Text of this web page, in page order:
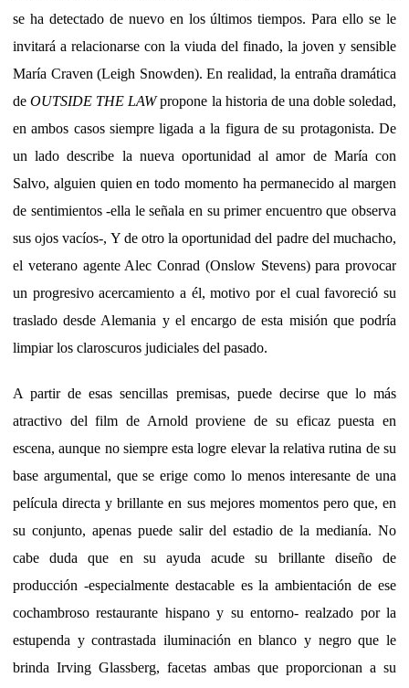
se ha detectado de nuevo en los últimos tiempos. Para ello se le
invitará a relacionarse con la viuda del finado, la joven y sensible
María Craven (Leigh Snowden). En realidad, la entraña dramática
deOUTSIDE THE LAWpropone la historia de una doble soledad,
en ambos casos siempre ligada a la figura de su protagonista. De
un lado describe la nueva oportunidad al amor de María con
Salvo, alguien quien en todo momento ha permanecido al margen
de sentimientos -ella le señala en su primer encuentro que observa
sus ojos vacíos-, Y de otro la oportunidad del padre del muchacho,
el veterano agente Alec Conrad (Onslow Stevens) para provocar
un progresivo acercamiento a él, motivo por el cual favoreció su
traslado desde Alemania y el encargo de esta misión que podría
limpiar los claroscuros judiciales del pasado.
A partir de esas sencillas premisas, puede decirse que lo más
atractivo del film de Arnold proviene de su eficaz puesta en
escena, aunque no siempre esta logre elevar la relativa rutina de su
base argumental, que se erige como lo menos interesante de una
película directa y brillante en sus mejores momentos pero que, en
su conjunto, apenas puede salir del estadio de la medianía. No
cabe duda que en su ayuda acude su brillante diseño de
producción -especialmente destacable es la ambientación de ese
cochambroso restaurante hispano y su entorno- realzado por la
estupenda y contrastada iluminación en blanco y negro que le
brinda Irving Glassberg, facetas ambas que proporcionan a su